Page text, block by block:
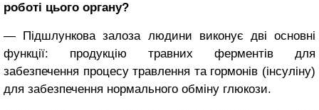
роботі цього органу?
― Підшлункова залоза люди­ни виконує дві основні
функції: продукцію травних ферментів для
забезпечення процесу травлення та гормонів (інсуліну)
для забезпечен­ня нормального обміну глюкози.